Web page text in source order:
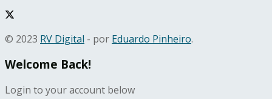
© 2023 RV Digital - por Eduardo Pinheiro.
Welcome Back!
Login to your account below